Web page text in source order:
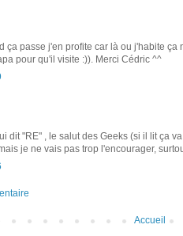
ça passe j'en profite car là ou j'habite ça
pour qu'il visite :)). Merci Cédric ^^
dit "RE" , le salut des Geeks (si il lit ça
je ne vais pas trop l'encourager,
Accueil